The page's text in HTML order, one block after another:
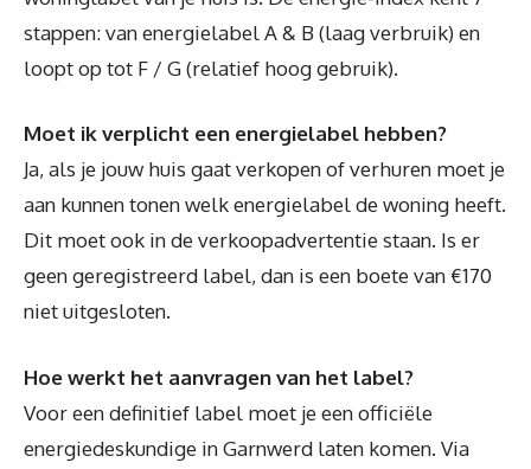
stappen: van energielabel A & B (laag verbruik) en
loopt op tot F / G (relatief hoog gebruik).
Moet ik verplicht een energielabel hebben?
Ja, als je jouw huis gaat verkopen of verhuren moet je
aan kunnen tonen welk energielabel de woning heeft.
Dit moet ook in de verkoopadvertentie staan. Is er
geen geregistreerd label, dan is een boete van €170
niet uitgesloten.
Hoe werkt het aanvragen van het label?
Voor een definitief label moet je een officiële
energiedeskundige in Garnwerd laten komen. Via